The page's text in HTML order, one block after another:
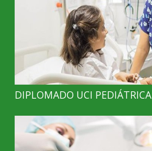
DIPLOMADO UCI PEDIÁTRICA